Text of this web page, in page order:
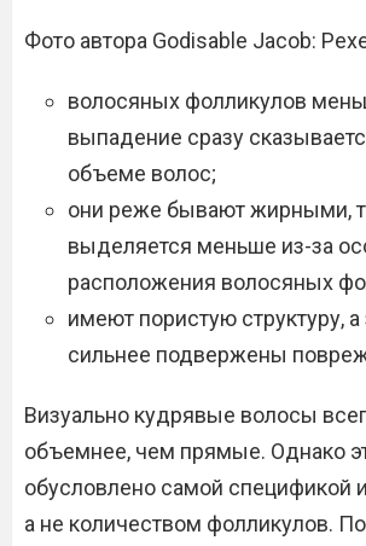
Фото автора Godisable Jacob:
волосяных фолликулов
выпадение сразу
объеме волос;
они реже бывают жирными,
выделяется меньше из-за
расположения волосяных
имеют пористую структуру, а
сильнее подвержены
Визуально кудрявые волосы
объемнее, чем прямые. Однако
обусловлено самой спецификой
а не количеством фолликулов.